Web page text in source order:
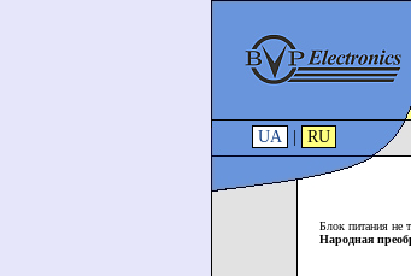
UA RU
Блок питания не
Народная